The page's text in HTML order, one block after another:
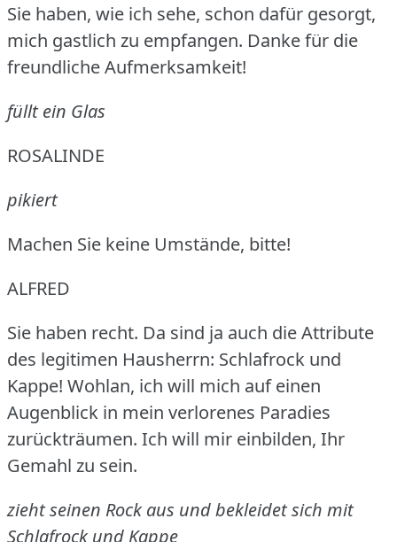
Sie haben, wie ich sehe, schon dafür gesorgt,
mich gastlich zu empfangen. Danke für die
freundliche Aufmerksamkeit!
füllt ein Glas
ROSALINDE
pikiert
Machen Sie keine Umstände, bitte!
ALFRED
Sie haben recht. Da sind ja auch die Attribute
des legitimen Hausherrn: Schlafrock und
Kappe! Wohlan, ich will mich auf einen
Augenblick in mein verlorenes Paradies
zurückträumen. Ich will mir einbilden, Ihr
Gemahl zu sein.
zieht seinen Rock aus und bekleidet sich mit
Schlafrock und Kappe